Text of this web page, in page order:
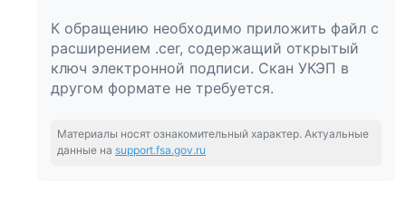
К обращению необходимо приложить файл с
расширением .cer, содержащий открытый
ключ электронной подписи. Скан УКЭП в
другом формате не требуется.
Материалы носят ознакомительный характер. Актуальные
данные на support.fsa.gov.ru